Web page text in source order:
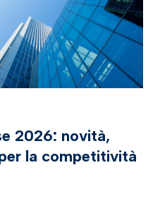
2026: novità,
la competitività